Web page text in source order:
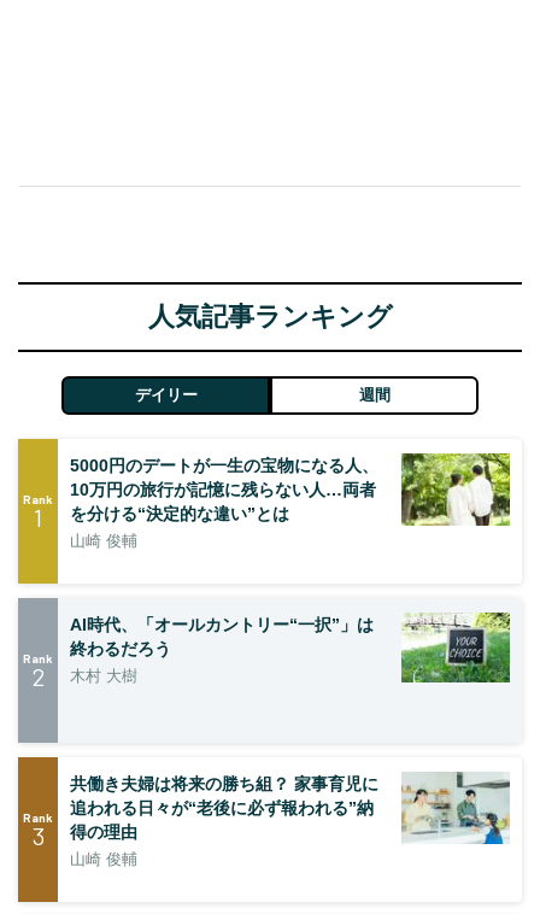
人気記事ランキング
デイリー 週間
Rank
1
5000円のデートが一生の宝物になる人、
10万円の旅行が記憶に残らない人…両者
を分ける“決定的な違い”とは
山崎 俊輔
Rank
2
AI時代、「オールカントリー“一択”」は
終わるだろう
木村 大樹
Rank
3
共働き夫婦は将来の勝ち組？ 家事育児に
追われる日々が“老後に必ず報われる”納
得の理由
山崎 俊輔